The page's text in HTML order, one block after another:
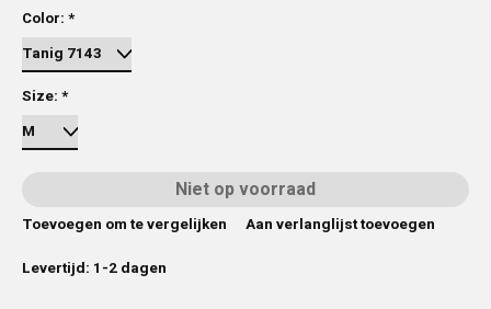
Color: *
Size: *
Niet op voorraad
Toevoegen om te vergelijken
Aan verlanglijst toevoegen
Levertijd: 1-2 dagen